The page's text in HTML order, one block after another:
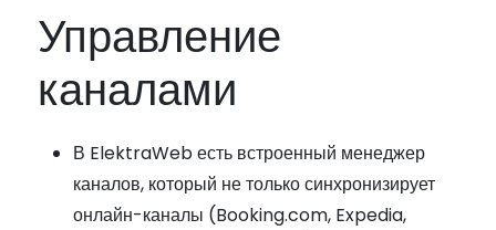
Управление
каналами
В ElektraWeb есть встроенный менеджер
каналов, который не только синхронизирует
онлайн-каналы (Booking.com, Expedia,